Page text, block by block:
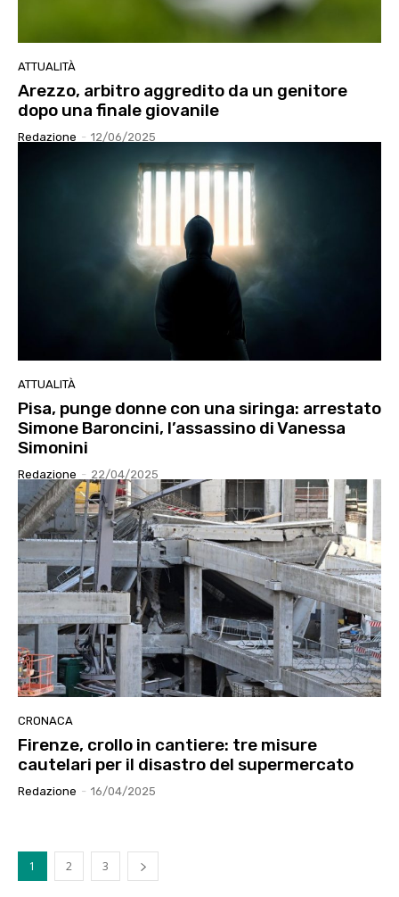
ATTUALITÀ
Arezzo, arbitro aggredito da un genitore
dopo una finale giovanile
Redazione - 12/06/2025
ATTUALITÀ
Pisa, punge donne con una siringa: arrestato
Simone Baroncini, l’assassino di Vanessa
Simonini
Redazione - 22/04/2025
CRONACA
Firenze, crollo in cantiere: tre misure
cautelari per il disastro del supermercato
Redazione - 16/04/2025
1 2 3